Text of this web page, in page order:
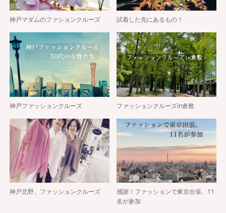
神戸マダムのファションクルーズ 試着した先にあるもの！
神戸ファッションクルーズ ファッションクルーズin倉敷
神戸北野、ファッションクルーズ
感謝！ファッションで東京出張、11
名が参加